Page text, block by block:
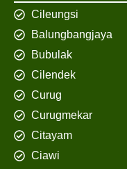
Cileungsi
Balungbangjaya
Bubulak
Cilendek
Curug
Curugmekar
Citayam
Ciawi